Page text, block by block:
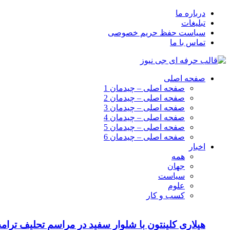
درباره ما
تبلیغات
سیاست حفظ حریم خصوصی
تماس با ما
صفحه اصلی
صفحه اصلی – چیدمان 1
صفحه اصلی – چیدمان 2
صفحه اصلی – چیدمان 3
صفحه اصلی – چیدمان 4
صفحه اصلی – چیدمان 5
صفحه اصلی – چیدمان 6
اخبار
همه
جهان
سیاست
علوم
کسب و کار
هیلاری کلینتون با شلوار سفید در مراسم تحلیف